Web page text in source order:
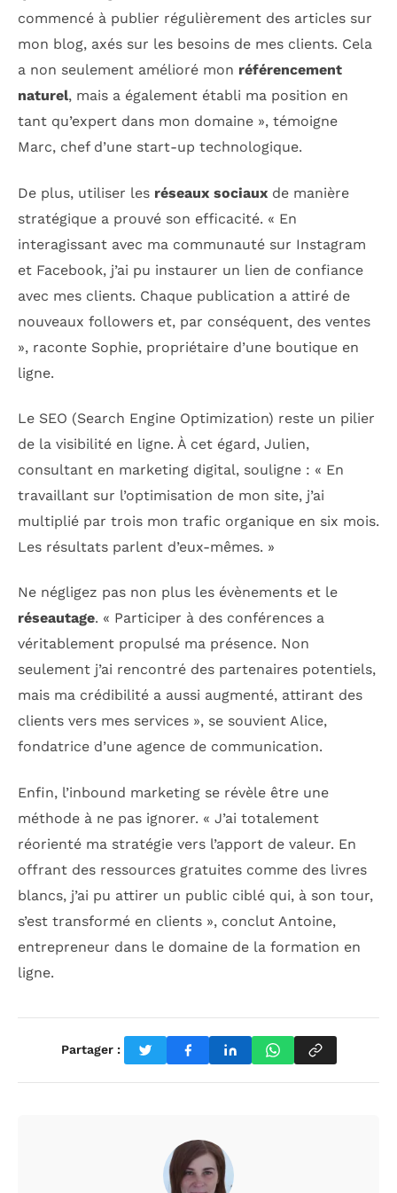
commencé à publier régulièrement des articles sur
mon blog, axés sur les besoins de mes clients. Cela
a non seulement amélioré mon référencement
naturel, mais a également établi ma position en
tant qu’expert dans mon domaine », témoigne
Marc, chef d’une start-up technologique.
De plus, utiliser les réseaux sociaux de manière
stratégique a prouvé son efficacité. « En
interagissant avec ma communauté sur Instagram
et Facebook, j’ai pu instaurer un lien de confiance
avec mes clients. Chaque publication a attiré de
nouveaux followers et, par conséquent, des ventes
», raconte Sophie, propriétaire d’une boutique en
ligne.
Le SEO (Search Engine Optimization) reste un pilier
de la visibilité en ligne. À cet égard, Julien,
consultant en marketing digital, souligne : « En
travaillant sur l’optimisation de mon site, j’ai
multiplié par trois mon trafic organique en six mois.
Les résultats parlent d’eux-mêmes. »
Ne négligez pas non plus les évènements et le
réseautage. « Participer à des conférences a
véritablement propulsé ma présence. Non
seulement j’ai rencontré des partenaires potentiels,
mais ma crédibilité a aussi augmenté, attirant des
clients vers mes services », se souvient Alice,
fondatrice d’une agence de communication.
Enfin, l’inbound marketing se révèle être une
méthode à ne pas ignorer. « J’ai totalement
réorienté ma stratégie vers l’apport de valeur. En
offrant des ressources gratuites comme des livres
blancs, j’ai pu attirer un public ciblé qui, à son tour,
s’est transformé en clients », conclut Antoine,
entrepreneur dans le domaine de la formation en
ligne.
Partager :